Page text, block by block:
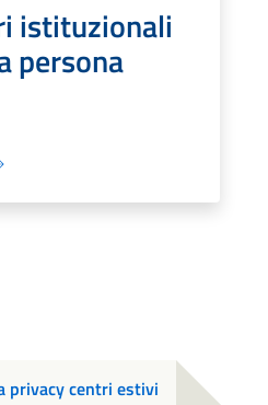
istituzionali
persona
privacy centri estivi